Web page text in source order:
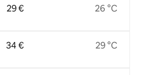
29 €
34 €
26 °C
29 °C